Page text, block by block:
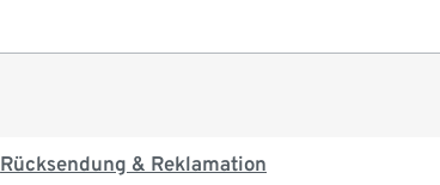
Rücksendung & Reklamation